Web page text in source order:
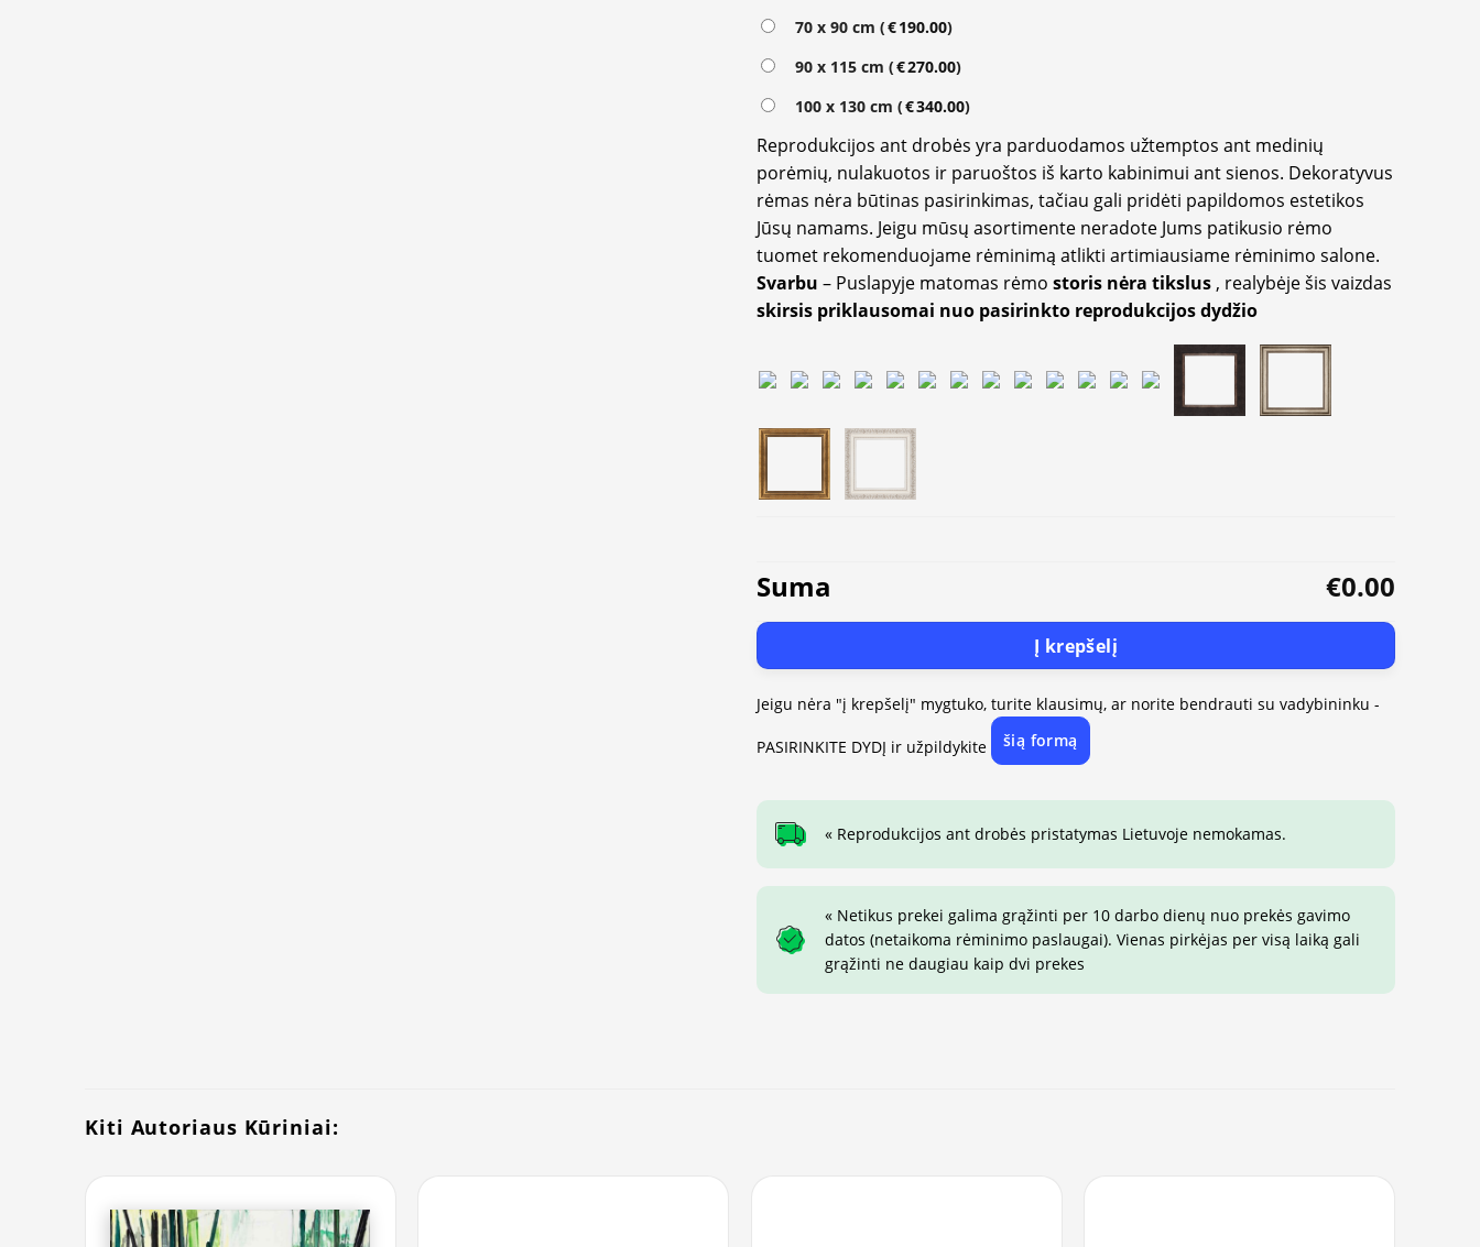
70 x 90 cm (€190.00)
90 x 115 cm (€270.00)
100 x 130 cm (€340.00)
Reprodukcijos ant drobės yra parduodamos užtemptos ant medinių
porėmių, nulakuotos ir paruoštos iš karto kabinimui ant sienos. Dekoratyvus
rėmas nėra būtinas pasirinkimas, tačiau gali pridėti papildomos estetikos
Jūsų namams. Jeigu mūsų asortimente neradote Jums patikusio rėmo
tuomet rekomenduojame rėminimą atlikti artimiausiame rėminimo salone.
Svarbu – Puslapyje matomas rėmo storis nėra tikslus , realybėje šis vaizdas
skirsis priklausomai nuo pasirinkto reprodukcijos dydžio
Suma €0.00
Į krepšelį
Jeigu nėra "į krepšelį" mygtuko, turite klausimų, ar norite bendrauti su vadybininku -
PASIRINKITE DYDĮ ir užpildykite šią formą
« Reprodukcijos ant drobės pristatymas Lietuvoje nemokamas.
« Netikus prekei galima grąžinti per 10 darbo dienų nuo prekės gavimo
datos (netaikoma rėminimo paslaugai). Vienas pirkėjas per visą laiką gali
grąžinti ne daugiau kaip dvi prekes
Kiti Autoriaus Kūriniai: